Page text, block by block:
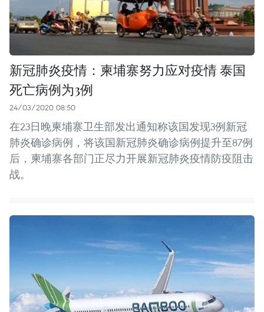
新冠肺炎疫情：柬埔寨努力应对疫情 泰国
死亡病例为3例
24/03/2020 08:50
在23日晚柬埔寨卫生部发出通知称该国发现3例新冠
肺炎确诊病例，将该国新冠肺炎确诊病例提升至87例
后，柬埔寨各部门正尽力开展新冠肺炎疫情防疫阻击
战。